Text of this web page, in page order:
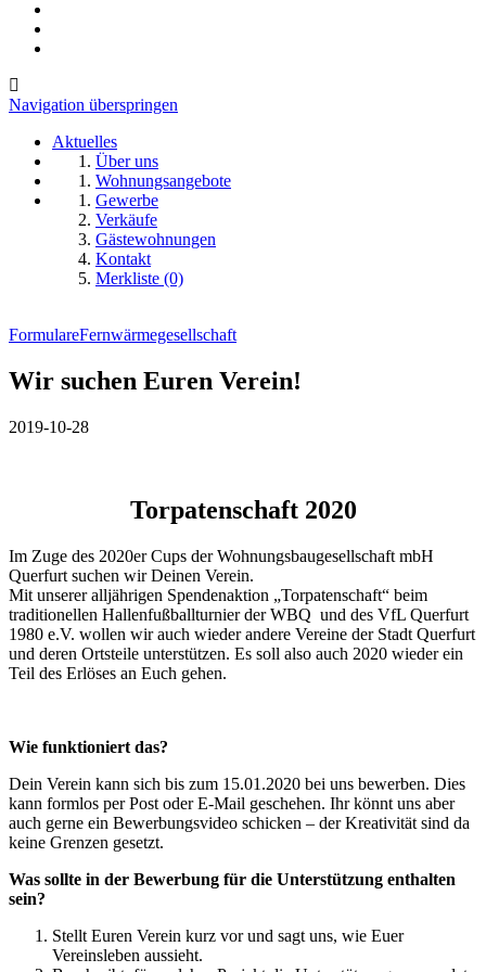
Navigation überspringen
Aktuelles
Über uns
Wohnungsangebote
Gewerbe
Verkäufe
Gästewohnungen
Kontakt
Merkliste (0)
FormulareFernwärmegesellschaft
Wir suchen Euren Verein!
2019-10-28
Torpatenschaft 2020
Im Zuge des 2020er Cups der Wohnungsbaugesellschaft mbH
Querfurt suchen wir Deinen Verein.
Mit unserer alljährigen Spendenaktion „Torpatenschaft“ beim
traditionellen Hallenfußballturnier der WBQ und des VfL Querfurt
1980 e.V. wollen wir auch wieder andere Vereine der Stadt Querfurt
und deren Ortsteile unterstützen. Es soll also auch 2020 wieder ein
Teil des Erlöses an Euch gehen.
Wie funktioniert das?
Dein Verein kann sich bis zum 15.01.2020 bei uns bewerben. Dies
kann formlos per Post oder E-Mail geschehen. Ihr könnt uns aber
auch gerne ein Bewerbungsvideo schicken – der Kreativität sind da
keine Grenzen gesetzt.
Was sollte in der Bewerbung für die Unterstützung enthalten
sein?
Stellt Euren Verein kurz vor und sagt uns, wie Euer
Vereinsleben aussieht.